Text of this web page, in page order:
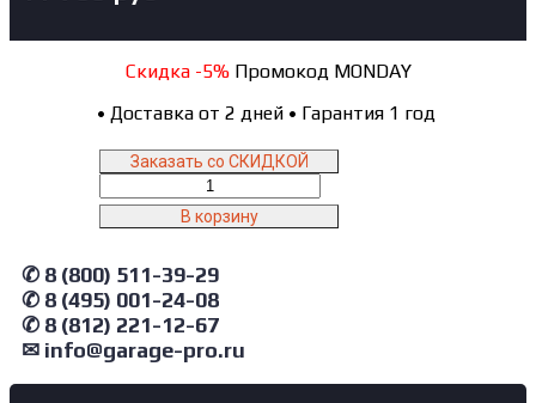
Скидка -5%Промокод MONDAY
• Доставка от 2 дней • Гарантия 1 год
Заказать со СКИДКОЙ
товара
ALTR40
Комплект
(конус+шайба)
для
малых
грузовиков.
для
В корзину
✆ 8 (800) 511-39-29
✆ 8 (495) 001-24-08
✆ 8 (812) 221-12-67
✉ info@garage-pro.ru